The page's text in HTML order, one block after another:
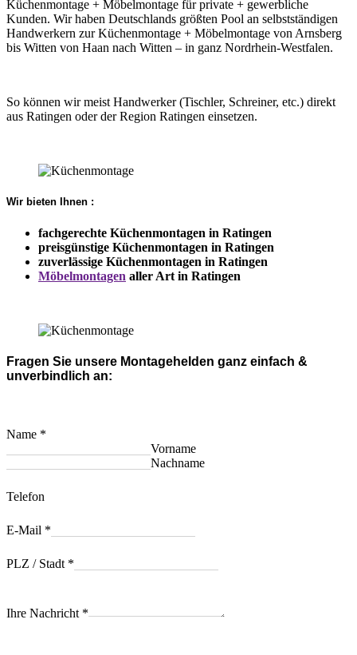
Küchenmontage + Möbelmontage für private + gewerbliche
Kunden. Wir haben Deutschlands größten Pool an selbstständigen
Handwerkern zur Küchenmontage + Möbelmontage von Arnsberg
bis Witten von Haan nach Witten – in ganz Nordrhein-Westfalen.
So können wir meist Handwerker (Tischler, Schreiner, etc.) direkt
aus Ratingen oder der Region Ratingen einsetzen.
Wir bieten Ihnen :
fachgerechte Küchenmontagen in Ratingen
preisgünstige Küchenmontagen in Ratingen
zuverlässige Küchenmontagen in Ratingen
Möbelmontagen aller Art in Ratingen
Fragen Sie unsere Montagehelden ganz einfach &
unverbindlich an:
Name *
Vorname
Nachname
Telefon
E-Mail *
PLZ / Stadt *
Ihre Nachricht *